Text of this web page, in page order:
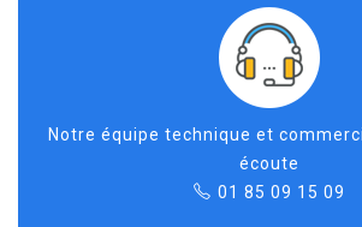
Notre équipe technique et
écoute
01 85 09 15 09